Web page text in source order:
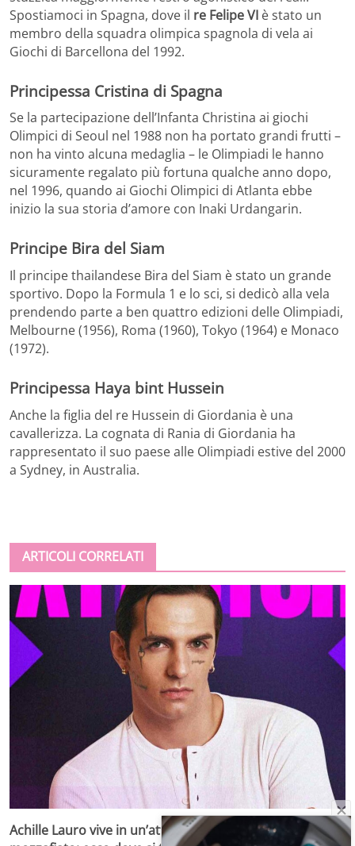
Spostiamoci in Spagna, dove il re Felipe VI è stato un
membro della squadra olimpica spagnola di vela ai
Giochi di Barcellona del 1992.
Principessa Cristina di Spagna
Se la partecipazione dell’Infanta Christina ai giochi
Olimpici di Seoul nel 1988 non ha portato grandi frutti –
non ha vinto alcuna medaglia – le Olimpiadi le hanno
sicuramente regalato più fortuna qualche anno dopo,
nel 1996, quando ai Giochi Olimpici di Atlanta ebbe
inizio la sua storia d’amore con Inaki Urdangarin.
Principe Bira del Siam
Il principe thailandese Bira del Siam è stato un grande
sportivo. Dopo la Formula 1 e lo sci, si dedicò alla vela
prendendo parte a ben quattro edizioni delle Olimpiadi,
Melbourne (1956), Roma (1960), Tokyo (1964) e Monaco
(1972).
Principessa Haya bint Hussein
Anche la figlia del re Hussein di Giordania è una
cavallerizza. La cognata di Rania di Giordania ha
rappresentato il suo paese alle Olimpiadi estive del 2000
a Sydney, in Australia.
ARTICOLI CORRELATI
Achille Lauro vive in un’attico di lusso con vista